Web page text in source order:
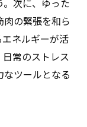
の緊張を和ら
ネルギーが活
常のストレス
ツールとなる